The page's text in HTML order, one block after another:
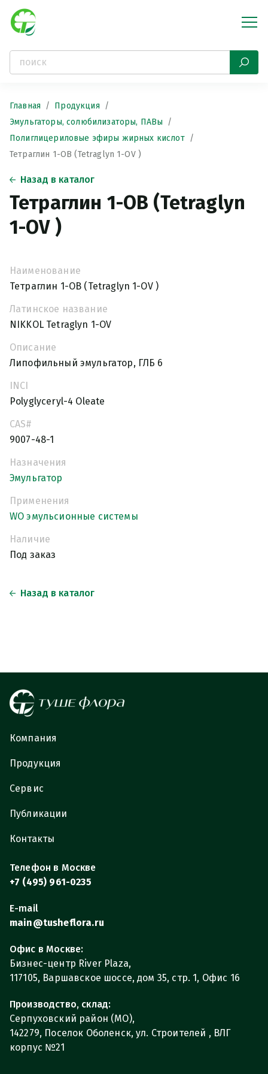
Главная
Продукция
Эмульгаторы, солюбилизаторы, ПАВы
Полиглицериловые эфиры жирных кислот
Тетраглин 1-ОВ (Tetraglyn 1-OV )
Назад в каталог
Тетраглин 1-ОВ (Tetraglyn
1-OV )
Наименование
Тетраглин 1-ОВ (Tetraglyn 1-OV )
Латинское название
NIKKOL Tetraglyn 1-OV
Описание
Липофильный эмульгатор, ГЛБ 6
INCI
Polyglyceryl-4 Oleate
CAS#
9007-48-1
Назначения
Эмульгатор
Применения
WO эмульсионные системы
Наличие
Под заказ
Назад в каталог
Компания
Продукция
Сервис
Публикации
Контакты
Телефон в Москве
+7 (495) 961-0235
E-mail
main@tusheflora.ru
Офис в Москве:
Бизнес-центр River Plaza,
117105, Варшавское шоссе, дом 35, стр. 1, Офис 16
Производство, склад:
Серпуховский район (МО),
142279, Поселок Оболенск, ул. Строителей , ВЛГ
корпус №21